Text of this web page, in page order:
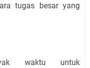
tugas besar yang
waktu untuk